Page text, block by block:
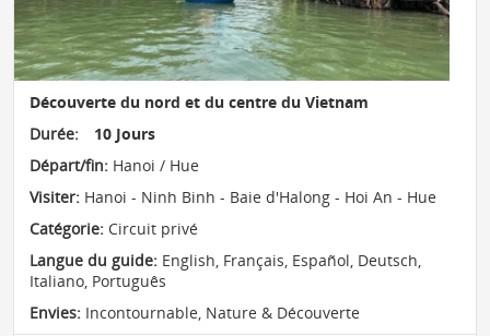
Découverte du nord et du centre du Vietnam
Durée:
10 Jours
Départ/fin: Hanoi / Hue
Visiter: Hanoi - Ninh Binh - Baie d'Halong - Hoi An - Hue
Catégorie: Circuit privé
Langue du guide: English, Français, Español, Deutsch,
Italiano, Português
Envies: Incontournable, Nature & Découverte